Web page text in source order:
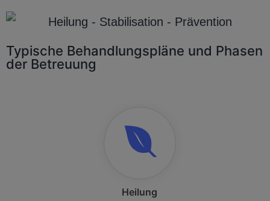
Typische Behandlungspläne und Phasen
der Betreuung
Heilung